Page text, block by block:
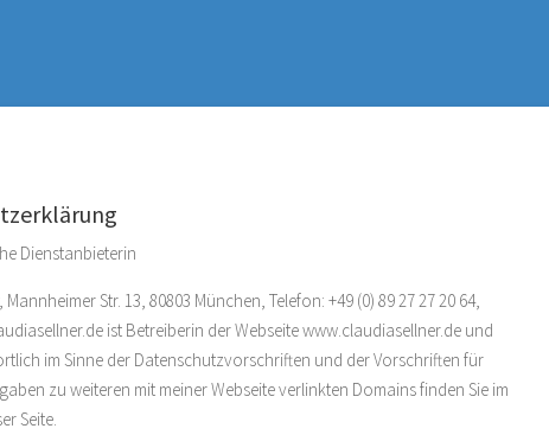
Dienstanbieterin
Str. 13, 80803 München, Telefon: +49 (0) 89 27 27 20 64,
ist Betreiberin der Webseite www.claudiasellner.de und
im Sinne der Datenschutzvorschriften und der Vorschriften für
zu weiteren mit meiner Webseite verlinkten Domains finden Sie im
Seite.